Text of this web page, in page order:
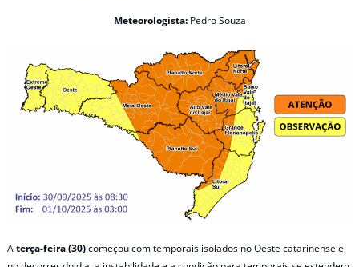
Meteorologista:Pedro Souza
Aterça-feira (30)começou com temporais isolados no Oeste catarinense e,